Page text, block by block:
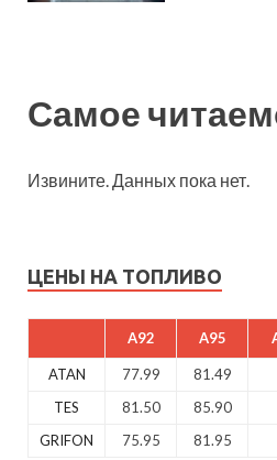
Самое
Извините. Данных пока нет.
ЦЕНЫ НА ТОПЛИВО
A92 A95
ATAN 77.99 81.49
TES
81.50 85.90
GRIFON
75.95 81.95